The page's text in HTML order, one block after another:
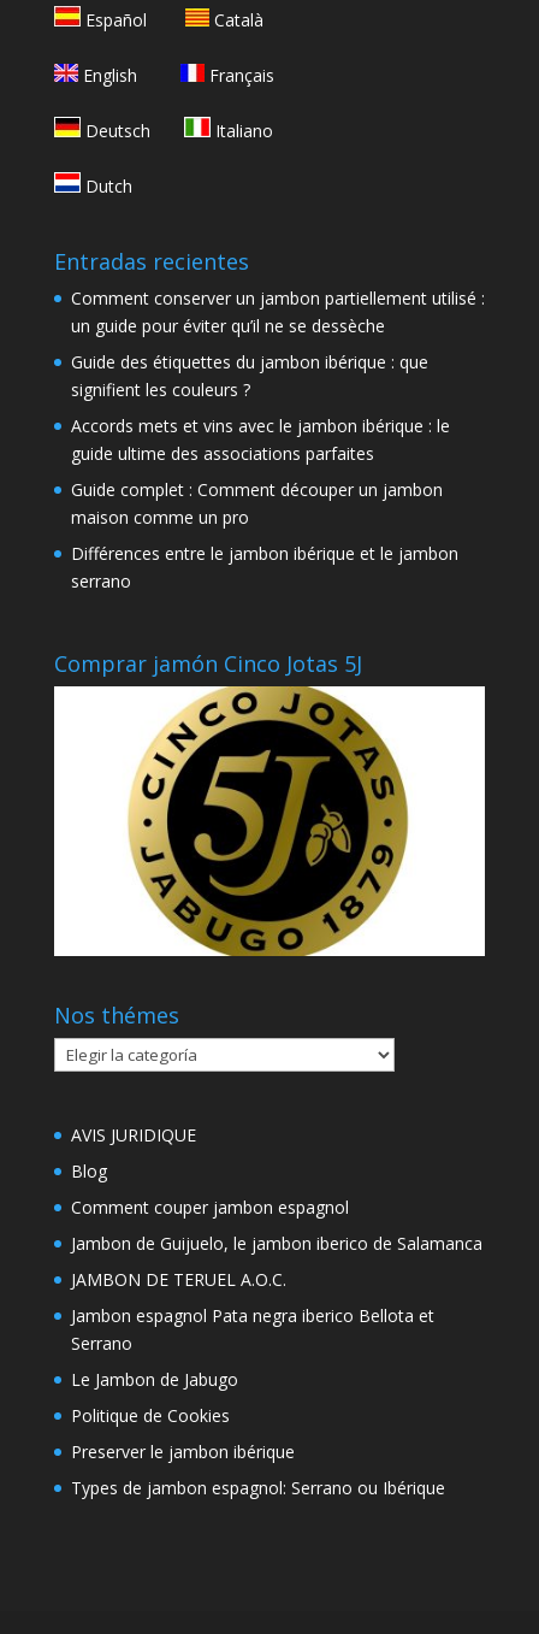
Español Català
English Français
Deutsch Italiano
Dutch
Entradas recientes
Comment conserver un jambon partiellement utilisé :
un guide pour éviter qu’il ne se dessèche
Guide des étiquettes du jambon ibérique : que
signifient les couleurs ?
Accords mets et vins avec le jambon ibérique : le
guide ultime des associations parfaites
Guide complet : Comment découper un jambon
maison comme un pro
Différences entre le jambon ibérique et le jambon
serrano
Comprar jamón Cinco Jotas 5J
Nos thémes
Nos
thémes
AVIS JURIDIQUE
Blog
Comment couper jambon espagnol
Jambon de Guijuelo, le jambon iberico de Salamanca
JAMBON DE TERUEL A.O.C.
Jambon espagnol Pata negra iberico Bellota et
Serrano
Le Jambon de Jabugo
Politique de Cookies
Preserver le jambon ibérique
Types de jambon espagnol: Serrano ou Ibérique